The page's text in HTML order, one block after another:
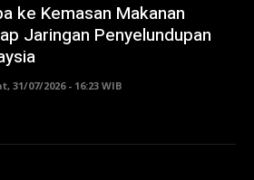
ke Kemasan Makanan
Jaringan Penyelundupan
31/07/2026 - 16:23 WIB